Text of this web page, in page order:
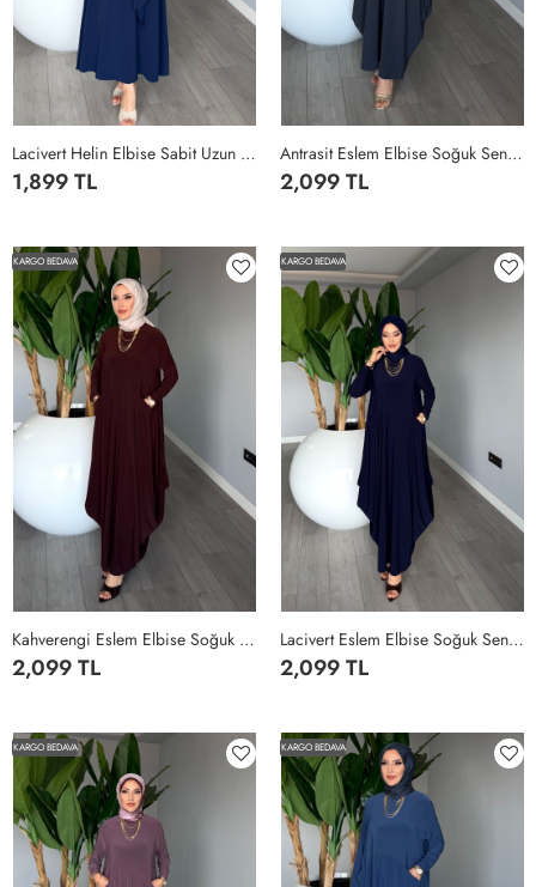
Lacivert Helin Elbise Sabit Uzun Kuşaklı Ayrobin Kumaş Tesettür Giyim Lacivert
1,899 TL
Antrasit Eslem Elbise Soğuk Sendi Kumaş Cepli Tam Boy Tesettür Giyim Antrasit
2,099 TL
KARGO BEDAVA
Kahverengi Eslem Elbise Soğuk Sendi Kumaş Cepli Tam Boy Tesettür Giyim Kahverengi
2,099 TL
KARGO BEDAVA
Lacivert Eslem Elbise Soğuk Sendi Kumaş Cepli Tam Boy Tesettür Giyim Lacivert
2,099 TL
KARGO BEDAVA KARGO BEDAVA